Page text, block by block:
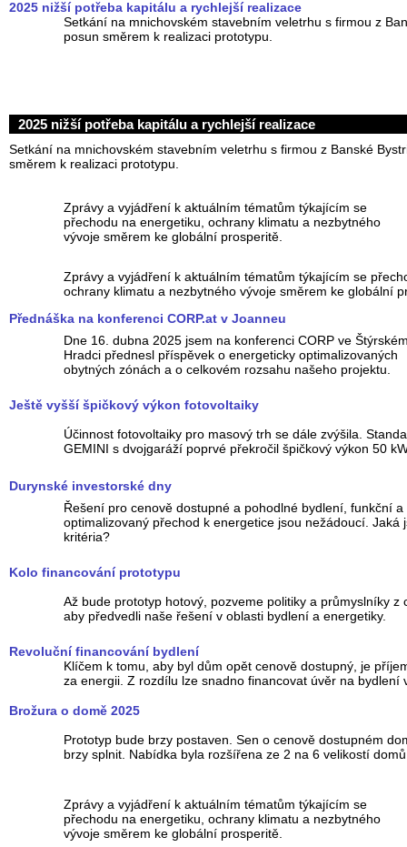
2025 nižší potřeba kapitálu a rychlejší realizace
Setkání na mnichovském stavebním veletrhu s firmou z
posun směrem k realizaci prototypu.
2025 nižší potřeba kapitálu a rychlejší realizace
Setkání na mnichovském stavebním veletrhu s firmou z Banské
směrem k realizaci prototypu.
Zprávy a vyjádření k aktuálním tématům týkajícím se
přechodu na energetiku, ochrany klimatu a nezbytného
vývoje směrem ke globální prosperitě.
Zprávy a vyjádření k aktuálním tématům týkajícím se
ochrany klimatu a nezbytného vývoje směrem ke globální
Přednáška na konferenci CORP.at v Joanneu
Dne 16. dubna 2025 jsem na konferenci CORP ve
Hradci přednesl příspěvek o energeticky optimalizovaných
obytných zónách a o celkovém rozsahu našeho projektu.
Ještě vyšší špičkový výkon fotovoltaiky
Účinnost fotovoltaiky pro masový trh se dále zvýšila.
GEMINI s dvojgaráží poprvé překročil špičkový výkon 50
Durynské investorské dny
Řešení pro cenově dostupné a pohodlné bydlení, funkční a
optimalizovaný přechod k energetice jsou nežádoucí. Jaká
kritéria?
Kolo financování prototypu
Až bude prototyp hotový, pozveme politiky a průmyslníky z
aby předvedli naše řešení v oblasti bydlení a energetiky.
Revoluční financování bydlení
Klíčem k tomu, aby byl dům opět cenově dostupný, je
za energii. Z rozdílu lze snadno financovat úvěr na bydlení
Brožura o domě 2025
Prototyp bude brzy postaven. Sen o cenově dostupném
brzy splnit. Nabídka byla rozšířena ze 2 na 6 velikostí
Zprávy a vyjádření k aktuálním tématům týkajícím se
přechodu na energetiku, ochrany klimatu a nezbytného
vývoje směrem ke globální prosperitě.